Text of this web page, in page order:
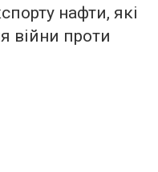
нафти, які
війни проти